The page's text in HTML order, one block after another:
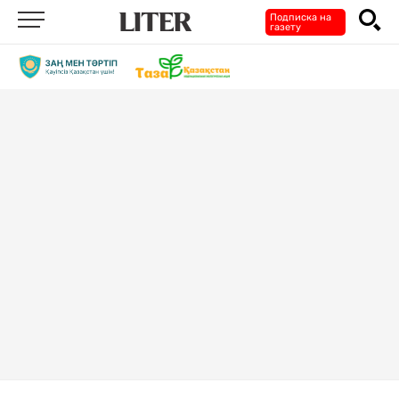
Подписка на
газету